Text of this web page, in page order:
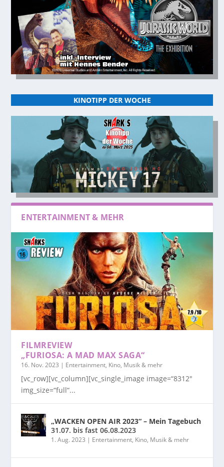
KINOTIPP DER WOCHE
ENTERTAINMENT & MEHR
FILMREVIEW
„FURIOSA: A MAD MAX SAGA“
16. Nov. 2023 | Entertainment, Kino, Musik & mehr
[vc_row][vc_column][vc_single_image image=“8312″
img_size=“full“...
„WACKEN OPEN AIR 2023“ – Mein Tagebuch
31.07. bis fast 06.08.2023
1. Aug. 2023 | Entertainment, Kino, Musik & mehr